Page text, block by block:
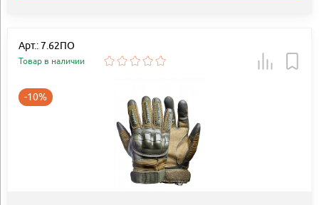
Арт.: 7.62ПО
Товар в наличии
-10%